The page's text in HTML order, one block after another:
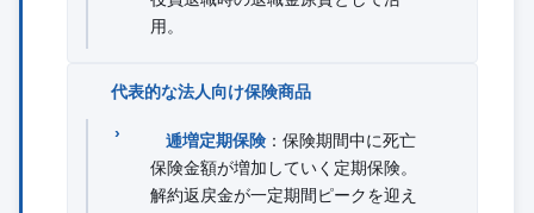
用。
代表的な法人向け保険商品
逓増定期保険：保険期間中に死亡
保険金額が増加していく定期保険。
解約返戻金が一定期間ピークを迎え